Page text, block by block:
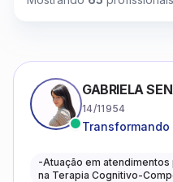
GABRIELA
14/11954
caminhos
-Atuação em
na Terapia Cognitivo-